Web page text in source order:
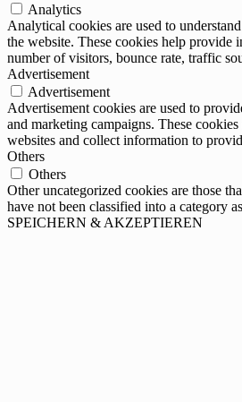
Analytics
Analytical cookies are used to
the website. These cookies help provide
number of visitors, bounce rate, traffic
Advertisement
Advertisement
Advertisement cookies are used to
and marketing campaigns. These
websites and collect information to
Others
Others
Other uncategorized cookies are those
have not been classified into a category
SPEICHERN & AKZEPTIEREN